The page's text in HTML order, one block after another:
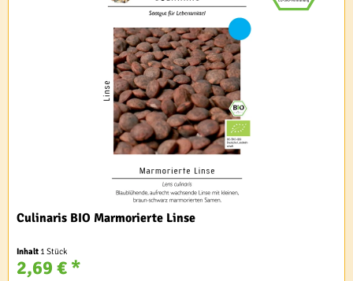
Culinaris BIO Marmorierte Linse
Inhalt 1 Stück
2,69 € *